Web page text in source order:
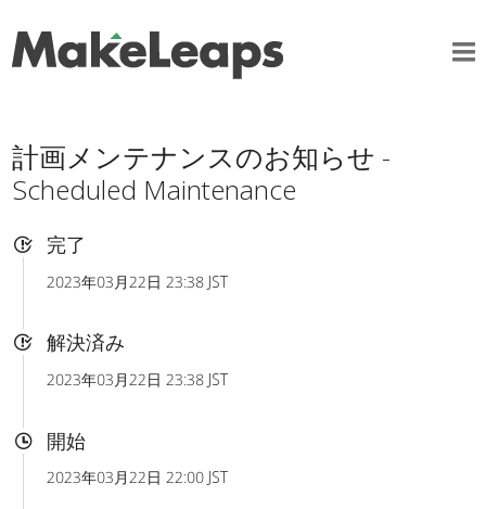
計画メンテナンスのお知らせ -
Scheduled Maintenance
完了
2023年03月22日 23:38 JST
解決済み
2023年03月22日 23:38 JST
開始
2023年03月22日 22:00 JST